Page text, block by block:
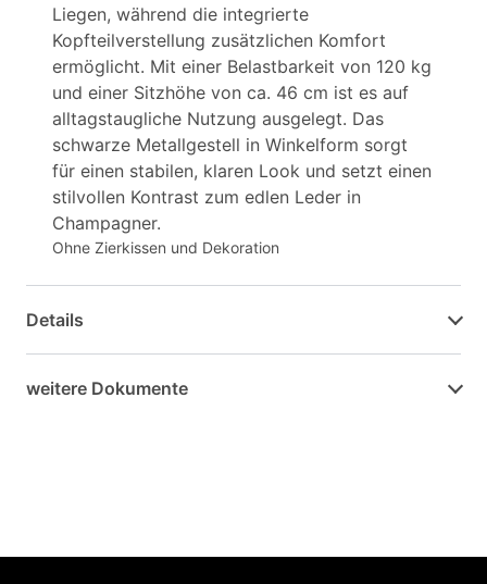
Liegen, während die integrierte
Kopfteilverstellung zusätzlichen Komfort
ermöglicht. Mit einer Belastbarkeit von 120 kg
und einer Sitzhöhe von ca. 46 cm ist es auf
alltagstaugliche Nutzung ausgelegt. Das
schwarze Metallgestell in Winkelform sorgt
für einen stabilen, klaren Look und setzt einen
stilvollen Kontrast zum edlen Leder in
Champagner.
Ohne Zierkissen und Dekoration
Details
weitere Dokumente